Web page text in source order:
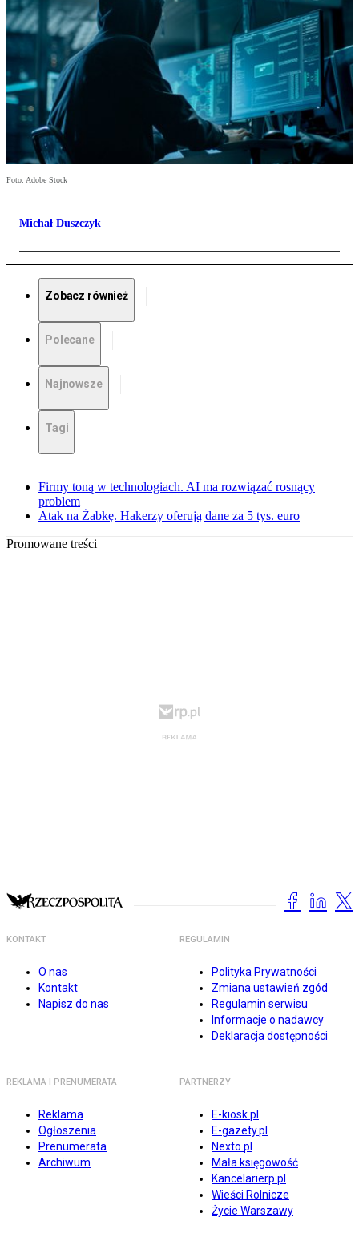
Foto: Adobe Stock
Michał Duszczyk
Zobacz również
Polecane
Najnowsze
Tagi
Firmy toną w technologiach. AI ma rozwiązać rosnący
problem
Atak na Żabkę. Hakerzy oferują dane za 5 tys. euro
Promowane treści
KONTAKT
O nas
Kontakt
Napisz do nas
REGULAMIN
Polityka Prywatności
Zmiana ustawień zgód
Regulamin serwisu
Informacje o nadawcy
Deklaracja dostępności
REKLAMA I PRENUMERATA
Reklama
Ogłoszenia
Prenumerata
Archiwum
PARTNERZY
E-kiosk.pl
E-gazety.pl
Nexto.pl
Mała księgowość
Kancelarierp.pl
Wieści Rolnicze
Życie Warszawy